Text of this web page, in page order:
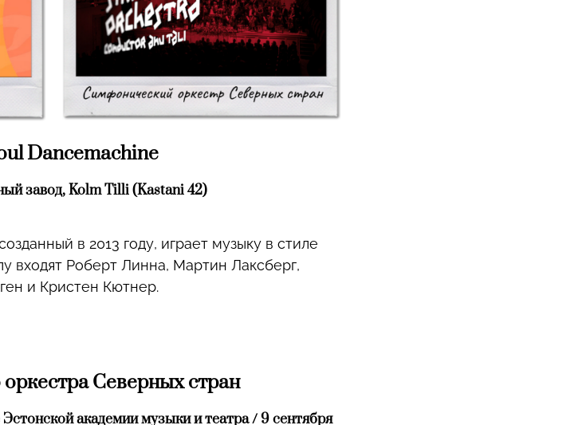
Dancemachine
завод, Kolm Tilli (Kastani 42)
в 2013 году, играет музыку в стиле
входят Роберт Линна, Мартин Лаксберг,
и Кристен Кютнер.
Северных стран
академии музыки и театра / 9 сентября